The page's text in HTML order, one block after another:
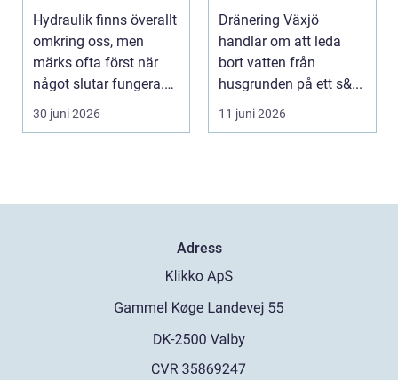
smarta lösningar
nära till hands
Hydraulik finns överallt
omkring oss, men
märks ofta först när
något slutar fungera.
Maskiner stanna...
30 juni 2026
vattenskador
Dränering Växjö
handlar om att leda
bort vatten från
husgrunden på ett s&...
11 juni 2026
Adress